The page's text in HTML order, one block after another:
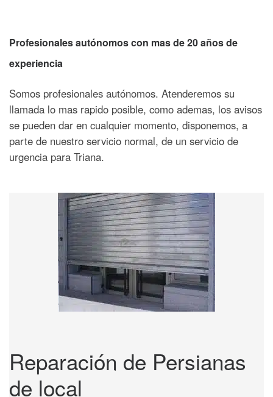
Profesionales autónomos con mas de 20 años de
experiencia
Somos profesionales autónomos. Atenderemos su
llamada lo mas rapido posible, como ademas, los avisos
se pueden dar en cualquier momento, disponemos, a
parte de nuestro servicio normal, de un servicio de
urgencia para Triana.
Reparación de Persianas
de local